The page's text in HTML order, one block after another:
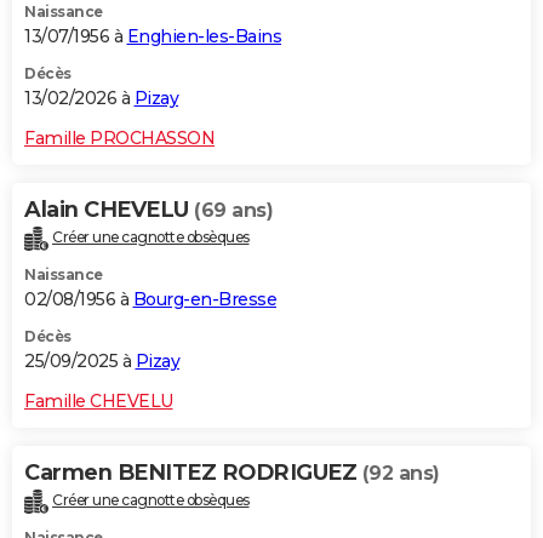
Destinations
City break
Voyage nature
Voyage de noces
Forum
Climat
+PHOTO
GUIDES D'ACHAT
Carte de Noël
Carte Bonne année
Carte Saint-Valentin
Carte Pâques
Carte d'anniversaire
DICTIONNAIRE
Dictionnaire
Biographies
Citations
Expressions
Proverbes
PROGRAMME TV
S'inscrire
Se connecter
Lycées
Collèges
Primaires
Universités
Entreprises
Service militaire
Avis de recherche
AVIS DE DÉCÈS
FORUM
Naissance
13/07/1956 à Enghien-les-Bains
Décès
13/02/2026 à Pizay
Famille PROCHASSON
Alain CHEVELU (69 ans)
Créer une cagnotte obsèques
Naissance
02/08/1956 à Bourg-en-Bresse
Décès
25/09/2025 à Pizay
Famille CHEVELU
Carmen BENITEZ RODRIGUEZ (92 ans)
Créer une cagnotte obsèques